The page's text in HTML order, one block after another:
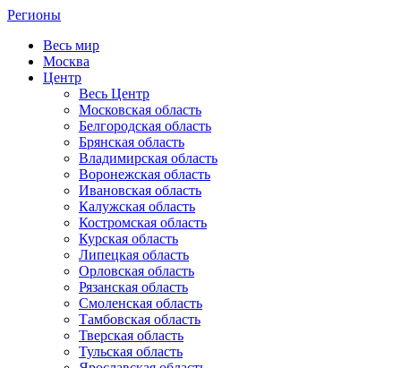
Регионы
Весь мир
Москва
Центр
Весь Центр
Московская область
Белгородская область
Брянская область
Владимирская область
Воронежская область
Ивановская область
Калужская область
Костромская область
Курская область
Липецкая область
Орловская область
Рязанская область
Смоленская область
Тамбовская область
Тверская область
Тульская область